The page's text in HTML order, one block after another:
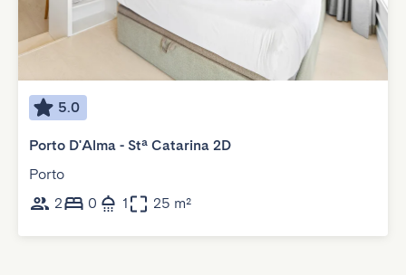
5.0
Porto D'Alma - Stª Catarina 2D
Porto
2
0 1 25 m²